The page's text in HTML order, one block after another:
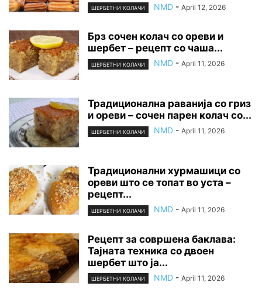
ШЕРБЕТНИ КОЛАЧИ NMD - April 12, 2026
Брз сочен колач со ореви и
шербет – рецепт со чаша...
ШЕРБЕТНИ КОЛАЧИ NMD - April 11, 2026
Традиционална раванија со гриз
и ореви – сочен парен колач со...
ШЕРБЕТНИ КОЛАЧИ NMD - April 11, 2026
Традиционални хурмашици со
ореви што се топат во уста –
рецепт...
ШЕРБЕТНИ КОЛАЧИ NMD - April 11, 2026
Рецепт за совршена баклава:
Тајната техника со двоен
шербет што ја...
ШЕРБЕТНИ КОЛАЧИ NMD - April 11, 2026